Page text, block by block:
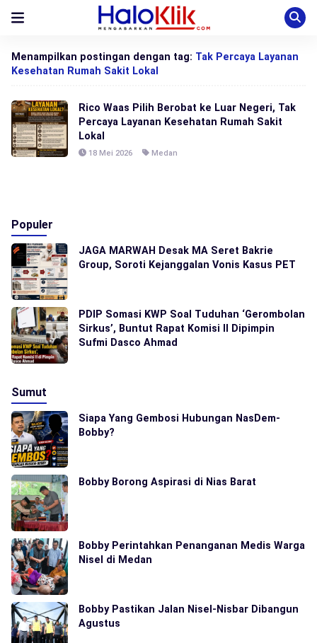
Menampilkan postingan dengan tag: Tak Percaya Layanan
Kesehatan Rumah Sakit Lokal
Rico Waas Pilih Berobat ke Luar Negeri, Tak
Percaya Layanan Kesehatan Rumah Sakit
Lokal
18 Mei 2026 Medan
Populer
JAGA MARWAH Desak MA Seret Bakrie
Group, Soroti Kejanggalan Vonis Kasus PET
PDIP Somasi KWP Soal Tuduhan ‘Gerombolan
Sirkus’, Buntut Rapat Komisi II Dipimpin
Sufmi Dasco Ahmad
Sumut
Siapa Yang Gembosi Hubungan NasDem-
Bobby?
Bobby Borong Aspirasi di Nias Barat
Bobby Perintahkan Penanganan Medis Warga
Nisel di Medan
Bobby Pastikan Jalan Nisel-Nisbar Dibangun
Agustus